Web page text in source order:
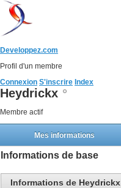
Developpez.com
Profil d'un membre
Connexion S'inscrire Index
Heydrickx
Membre actif
Mes informations
Informations de base
Informations de Heydrickx